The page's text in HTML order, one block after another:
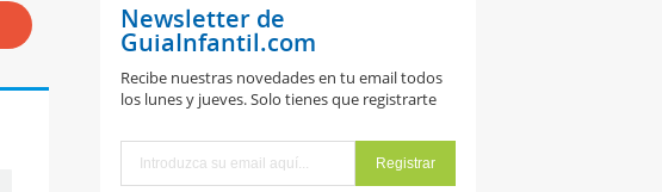
Newsletter de
GuiaInfantil.com
Recibe nuestras novedades en tu email todos
los lunes y jueves. Solo tienes que registrarte